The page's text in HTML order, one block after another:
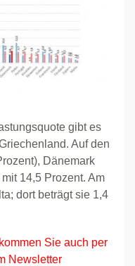
gibt es
Auf den
Dänemark
14,5 Prozent. Am
dort beträgt sie 1,4
Sie auch per
Newsletter